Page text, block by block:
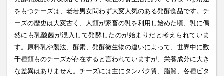
をもつチーズは、老若男女問わず大変人気のある発酵食品です。チ
ーズの歴史は大変古く、人類が家畜の乳を利用し始めた頃、乳に偶
然にも乳酸菌が混入して発酵したのが始まりだと考えられていま
す。原料乳や製法、酵素、発酵微生物の違いによって、世界中に数
千種類ものチーズが存在すると言われていますが、栄養成分に大き
な差異はありません。チーズには主にタンパク質、脂質、各種ビタ